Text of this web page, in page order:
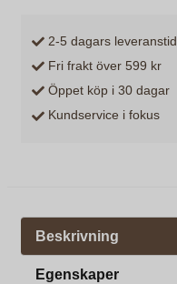
2-5 dagars leveranstid
Fri frakt över 599 kr
Öppet köp i 30 dagar
Kundservice i fokus
Beskrivning
Egenskaper